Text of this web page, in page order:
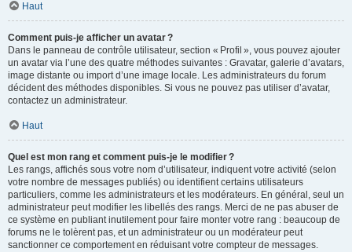
Haut
Comment puis-je afficher un avatar ?
Dans le panneau de contrôle utilisateur, section « Profil », vous pouvez ajouter
un avatar via l’une des quatre méthodes suivantes : Gravatar, galerie d’avatars,
image distante ou import d’une image locale. Les administrateurs du forum
décident des méthodes disponibles. Si vous ne pouvez pas utiliser d’avatar,
contactez un administrateur.
Haut
Quel est mon rang et comment puis-je le modifier ?
Les rangs, affichés sous votre nom d’utilisateur, indiquent votre activité (selon
votre nombre de messages publiés) ou identifient certains utilisateurs
particuliers, comme les administrateurs et les modérateurs. En général, seul un
administrateur peut modifier les libellés des rangs. Merci de ne pas abuser de
ce système en publiant inutilement pour faire monter votre rang : beaucoup de
forums ne le tolèrent pas, et un administrateur ou un modérateur peut
sanctionner ce comportement en réduisant votre compteur de messages.